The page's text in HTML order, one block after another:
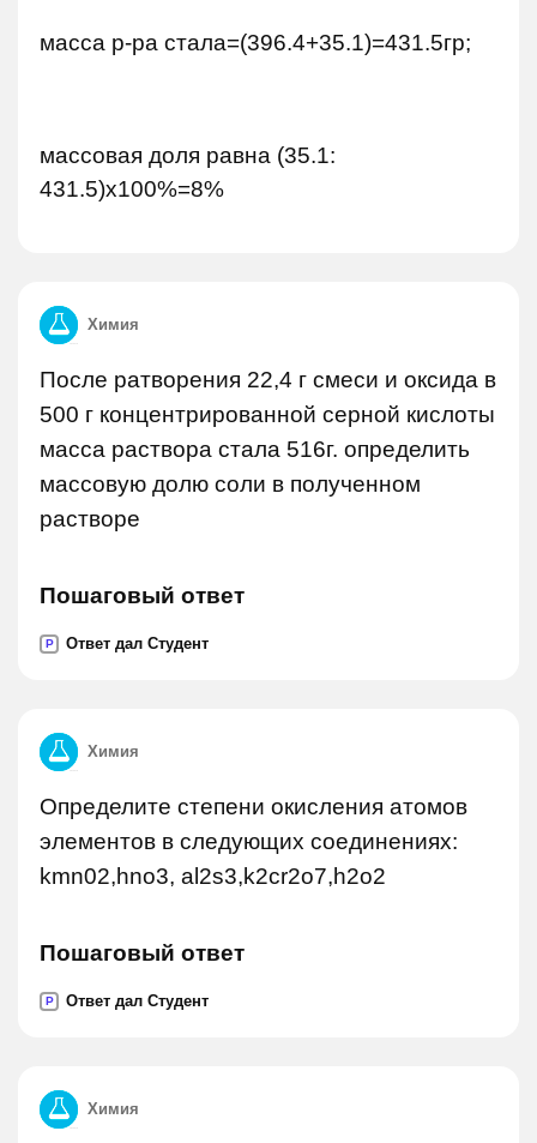
масса р-ра стала=(396.4+35.1)=431.5гр;
массовая доля равна (35.1:
431.5)х100%=8%
Химия
После ратворения 22,4 г смеси и оксида в
500 г концентрированной серной кислоты
масса раствора стала 516г. определить
массовую долю соли в полученном
растворе
Пошаговый ответ
P Ответ дал Студент
Химия
Определите степени окисления атомов
элементов в следующих соединениях:
kmn02,hno3, al2s3,k2cr2o7,h2o2
Пошаговый ответ
P Ответ дал Студент
Химия